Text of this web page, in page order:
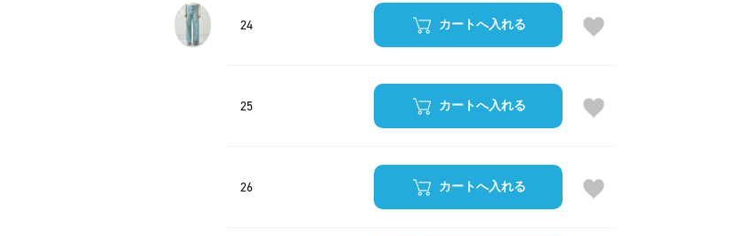
24 カートへ入れる
25 カートへ入れる
26 カートへ入れる